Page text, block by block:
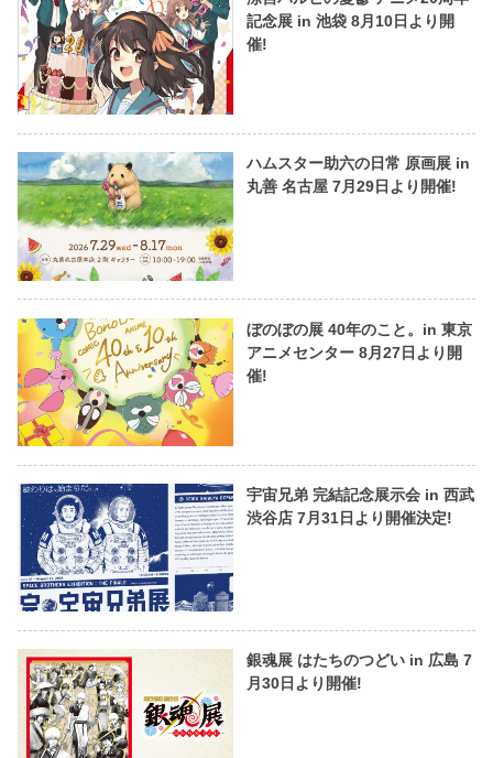
記念展 in 池袋 8月10日より開
催!
ハムスター助六の日常 原画展 in
丸善 名古屋 7月29日より開催!
ぼのぼの展 40年のこと。in 東京
アニメセンター 8月27日より開
催!
宇宙兄弟 完結記念展示会 in 西武
渋谷店 7月31日より開催決定!
銀魂展 はたちのつどい in 広島 7
月30日より開催!